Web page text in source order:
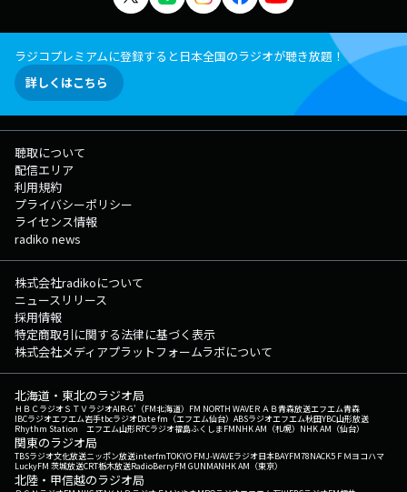
ラジコプレミアムに登録すると日本全国のラジオが聴き放題！
詳しくはこちら
聴取について
配信エリア
利用規約
プライバシーポリシー
ライセンス情報
radiko news
株式会社radikoについて
ニュースリリース
採用情報
特定商取引に関する法律に基づく表示
株式会社メディアプラットフォームラボについて
北海道・東北のラジオ局
ＨＢＣラジオＳＴＶラジオAIR-G'（FM北海道） FM NORTH WAVEＲＡＢ青森放送エフエム青森
IBCラジオエフエム岩手tbcラジオDate fm（エフエム仙台） ABSラジオエフエム秋田YBC山形放送
Rhythm Station エフエム山形RFCラジオ福島ふくしまFMNHK AM（札幌） NHK AM（仙台）
関東のラジオ局
TBSラジオ文化放送ニッポン放送interfmTOKYO FMJ-WAVEラジオ日本BAYFM78NACK5 ＦＭヨコハマ
LuckyFM 茨城放送CRT栃木放送RadioBerryFM GUNMANHK AM（東京）
北陸・甲信越のラジオ局